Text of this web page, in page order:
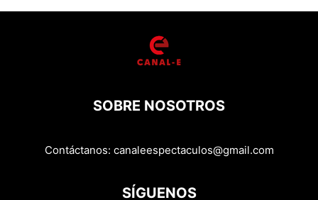
SOBRE NOSOTROS
Contáctanos: canaleespectaculos@gmail.com
SÍGUENOS